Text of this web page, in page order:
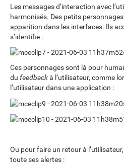
Les messages d’interaction avec
harmonisés. Des petits
apparition dans les interfaces. Ils
s’identifie :
Ces personnages sont là pour
du feedbackà l’utilisateur, comme
l’utilisateur dans une application :
Ou pour faire un retour à
toute ses alertes :